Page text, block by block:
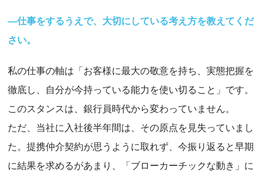
―仕事をするうえで、大切にしている考え方を教えてくだ
さい。
私の仕事の軸は「お客様に最大の敬意を持ち、実態把握を
徹底し、自分が今持っている能力を使い切ること」です。
このスタンスは、銀行員時代から変わっていません。
ただ、当社に入社後半年間は、その原点を見失っていまし
た。提携仲介契約が思うように取れず、今振り返ると早期
に結果を求めるがあまり、「ブローカーチックな動き」に